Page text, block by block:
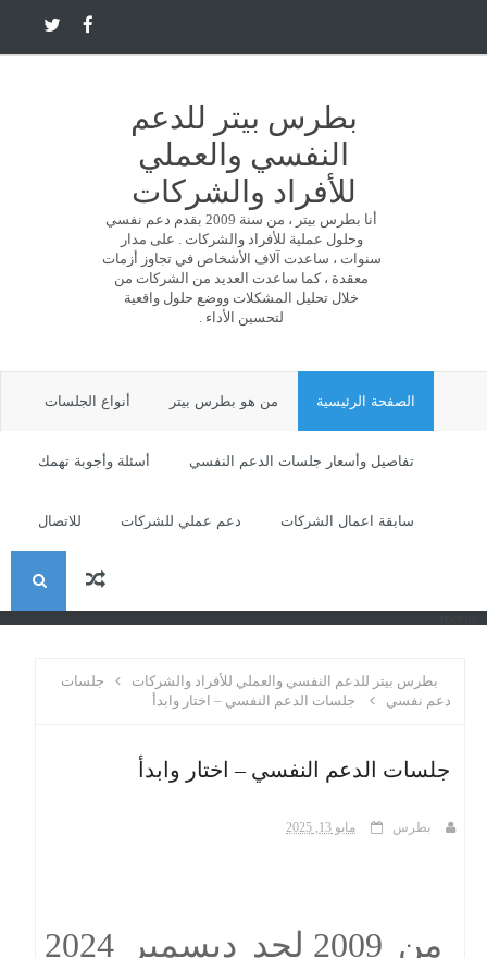
بطرس بيتر للدعم
النفسي والعملي
للأفراد والشركات
أنا بطرس بيتر ، من سنة 2009 بقدم دعم نفسي
وحلول عملية للأفراد والشركات . على مدار
سنوات ، ساعدت آلاف الأشخاص في تجاوز أزمات
معقدة ، كما ساعدت العديد من الشركات من
خلال تحليل المشكلات ووضع حلول واقعية
لتحسين الأداء .
الصفحة الرئيسية من هو بطرس بيتر أنواع الجلسات
تفاصيل وأسعار جلسات الدعم النفسي أسئلة وأجوبة تهمك
سابقة اعمال الشركات دعم عملي للشركات للاتصال
ا
بطرس بيتر للدعم النفسي والعملي للأفراد والشركات
جلسات
دعم نفسي
جلسات الدعم النفسي – اختار وابدأ
جلسات الدعم النفسي – اختار وابدأ
بطرس مايو 13, 2025
من 2009 لحد ديسمبر 2024